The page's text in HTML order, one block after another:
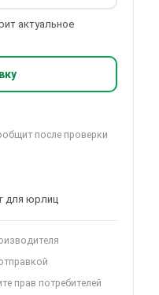
актуальное
после проверки
для юрлиц
прав потребителей